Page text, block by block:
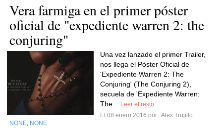
Vera farmiga en el primer póster
oficial de "expediente warren 2: the
conjuring"
Una vez lanzado el primer Trailer,
nos llega el Póster Oficial de
'Expediente Warren 2: The
Conjuring' (The Conjuring 2),
secuela de 'Expediente Warren:
The...
Leer el resto
El 08 enero 2016 por Alex Trujillo
NONE NONE